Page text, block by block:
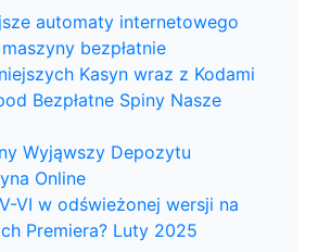
automaty internetowego
bezpłatnie
Kasyn wraz z Kodami
Bezpłatne Spiny Nasze
Wyjąwszy Depozytu
Online
VI w odświeżonej wersji na
Premiera? Luty 2025